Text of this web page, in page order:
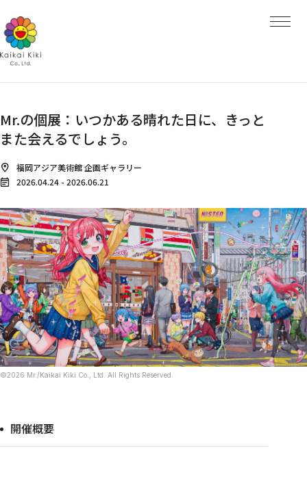
Mr.の個展：いつかある晴れた日に、きっと
また会えるでしょう。
福岡アジア美術館 企画ギャラリー
2026.04.24 - 2026.06.21
©2026 Mr./Kaikai Kiki Co., Ltd. All Rights Reserved.
開催概要
NEWS
ARTISTS
ARTISTS TOP
AYA TAKANO
くらやえみ
Mr.
大谷工作室
朋弓
当真裕爾
村上 隆
PROJECTS
PROJECTS TOP
GALLERY
Kaikai Kiki Gallery
Hidari Zingaro
Kaikai Kiki Gallery M Cubed
STORES
Tonari no Zingaro
純喫茶ジンガロ
となりの開花堂
囍鵲亭（キジャクテイ）
Kaikai Kiki CARD STATION
FILM
めめめのくらげ